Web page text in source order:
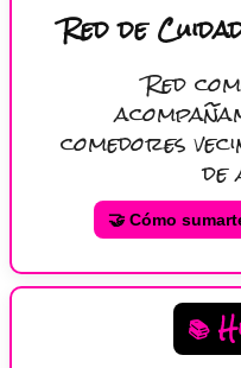
Red de
Red
comedores
de
🤝 Cómo
📚